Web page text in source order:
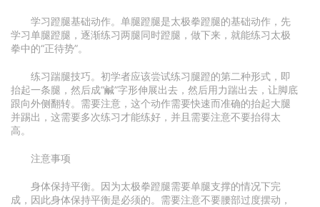
学习蹬腿基础动作。单腿蹬腿是太极拳蹬腿的基础动作，先
学习单腿蹬腿，逐渐练习两腿同时蹬腿，做下来，就能练习太极
拳中的“正待势”。
练习踹腿技巧。初学者应该尝试练习腿蹬的第二种形式，即
抬起一条腿，然后成“鹹”字形伸展出去，然后用力踹出去，让脚底
跟向外侧翻转。需要注意，这个动作需要快速而准确的抬起大腿
并踢出，这需要多次练习才能练好，并且需要注意不要抬得太
高。
注意事项
身体保持平衡。因为太极拳蹬腿需要单腿支撑的情况下完
成，因此身体保持平衡是必须的。需要注意不要腰部过度摆动，